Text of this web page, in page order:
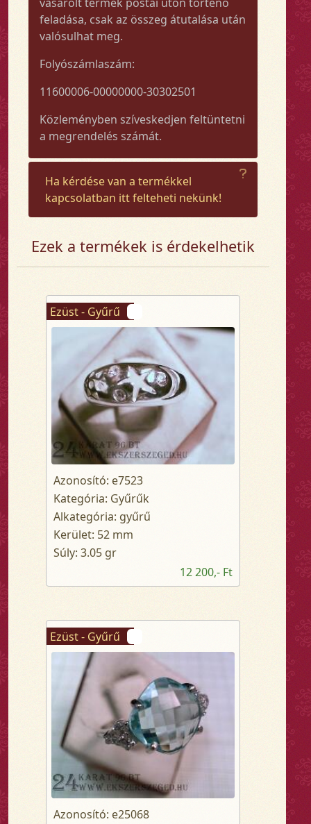
feladása, csak az összeg átutalása után
valósulhat meg.
Folyószámlaszám:
11600006-00000000-30302501
Közleményben szíveskedjen feltüntetni
a megrendelés számát.
Ha kérdése van a termékkel
kapcsolatban itt felteheti nekünk!
Ezek a termékek is érdekelhetik
Ezüst - Gyűrű
Azonosító: e7523
Kategória: Gyűrűk
Alkategória: gyűrű
Kerület: 52 mm
Súly: 3.05 gr
12 200,- Ft
Ezüst - Gyűrű
Azonosító: e25068